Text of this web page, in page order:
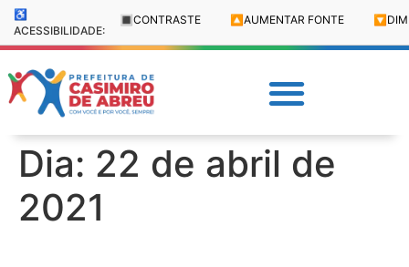
♿
ACESSIBILIDADE:
🔳 CONTRASTE 🔼 AUMENTAR FONTE 🔽
Dia: 22 de abril de
2021